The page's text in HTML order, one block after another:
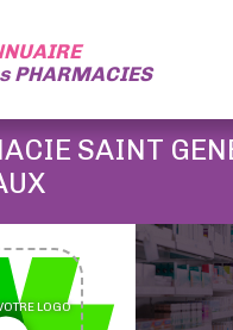
PHARMACIES
SAINT
LOGO